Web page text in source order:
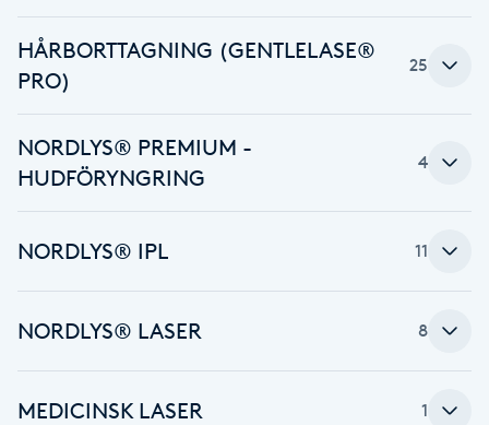
Celluliter
Coachning
Cryoterapi
Dermapen
HÅRBORTTAGNING (GENTLELASE®
PRO)
25
NORDLYS® PREMIUM -
HUDFÖRYNGRING
4
NORDLYS® IPL 11
NORDLYS® LASER 8
MEDICINSK LASER 1